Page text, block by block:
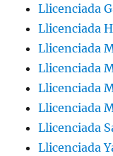
Llicenciada
Llicenciada
Llicenciada
Llicenciada
Llicenciada
Llicenciada
Llicenciada
Llicenciada